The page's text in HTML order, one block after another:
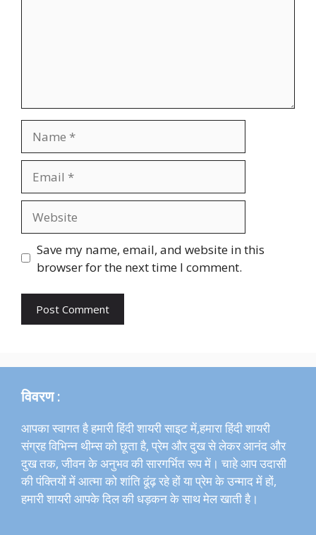
Save my name, email, and website in this
browser for the next time I comment.
विवरण :
आपका स्वागत है हमारी हिंदी शायरी साइट में,हमारा हिंदी शायरी
संग्रह विभिन्न थीम्स को छूता है, प्रेम और दुख से लेकर आनंद और
दुख तक, जीवन के अनुभव की सारगर्भित रूप में। चाहे आप उदासी
की पंक्तियों में आत्मा को शांति ढूंढ़ रहे हों या प्रेम के उन्माद में हों,
हमारी शायरी आपके दिल की धड़कन के साथ मेल खाती है।